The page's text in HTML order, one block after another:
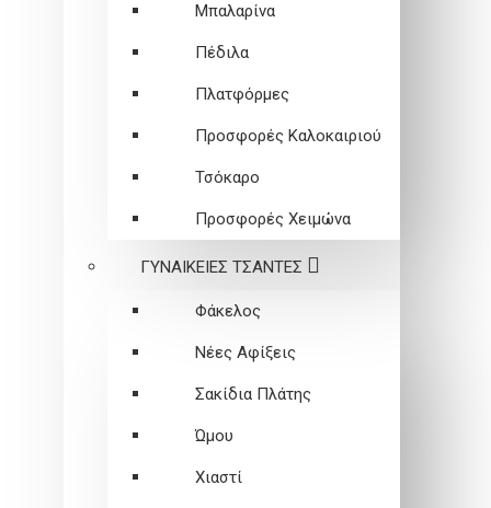
Μπαλαρίνα
Πέδιλα
Πλατφόρμες
Προσφορές Καλοκαιριού
Τσόκαρο
Προσφορές Χειμώνα
ΓΥΝΑΙΚΕΙEΣ ΤΣΑΝΤΕΣ
Φάκελος
Νέες Αφίξεις
Σακίδια Πλάτης
Ώμου
Χιαστί